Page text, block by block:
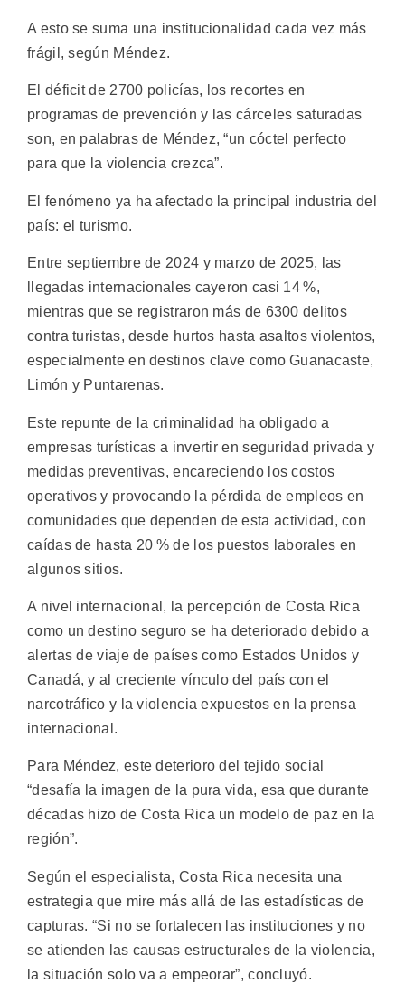
A esto se suma una institucionalidad cada vez más
frágil, según Méndez.
El déficit de 2700 policías, los recortes en
programas de prevención y las cárceles saturadas
son, en palabras de Méndez, “un cóctel perfecto
para que la violencia crezca”.
El fenómeno ya ha afectado la principal industria del
país: el turismo.
Entre septiembre de 2024 y marzo de 2025, las
llegadas internacionales cayeron casi 14 %,
mientras que se registraron más de 6300 delitos
contra turistas, desde hurtos hasta asaltos violentos,
especialmente en destinos clave como Guanacaste,
Limón y Puntarenas.
Este repunte de la criminalidad ha obligado a
empresas turísticas a invertir en seguridad privada y
medidas preventivas, encareciendo los costos
operativos y provocando la pérdida de empleos en
comunidades que dependen de esta actividad, con
caídas de hasta 20 % de los puestos laborales en
algunos sitios.
A nivel internacional, la percepción de Costa Rica
como un destino seguro se ha deteriorado debido a
alertas de viaje de países como Estados Unidos y
Canadá, y al creciente vínculo del país con el
narcotráfico y la violencia expuestos en la prensa
internacional.
Para Méndez, este deterioro del tejido social
“desafía la imagen de la pura vida, esa que durante
décadas hizo de Costa Rica un modelo de paz en la
región”.
Según el especialista, Costa Rica necesita una
estrategia que mire más allá de las estadísticas de
capturas. “Si no se fortalecen las instituciones y no
se atienden las causas estructurales de la violencia,
la situación solo va a empeorar”, concluyó.